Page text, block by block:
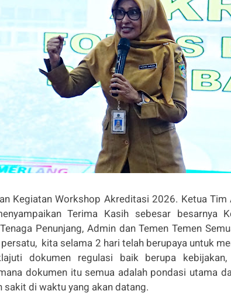
Kegiatan Workshop Akreditasi 2026. Ketua Tim
Terima Kasih sebesar besarnya
Penunjang, Admin dan Temen Temen
kita selama 2 hari telah berupaya untuk
dokumen regulasi baik berupa kebijakan,
dokumen itu semua adalah pondasi utama
sakit di waktu yang akan datang.